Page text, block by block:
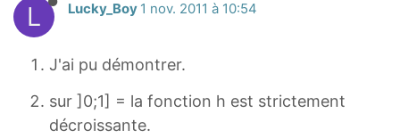
L Lucky_Boy 1 nov. 2011 à 10:54
J'ai pu démontrer.
sur ]0;1] = la fonction h est strictement
décroissante.